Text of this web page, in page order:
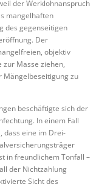
der Werklohnanspruch
mangelhaften
des gegenseitigen
Der
objektiv
Masse ziehen,
Mängelbeseitigung zu
beschäftigte sich der
In einem Fall
dass eine im Drei-
in freundlichem Tonfall –
der Nichtzahlung
Sicht des